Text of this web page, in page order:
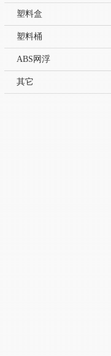
塑料盒
塑料桶
ABS网浮
其它